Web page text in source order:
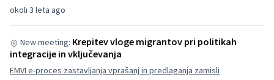
okoli 3 leta ago
New meeting: Krepitev vloge migrantov pri politikah
integracije in vključevanja
EMVI e-proces zastavljanja vprašanj in predlaganja zamisli